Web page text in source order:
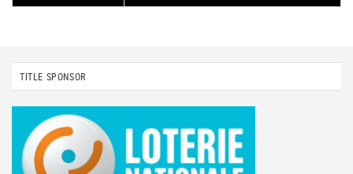
TITLE SPONSOR